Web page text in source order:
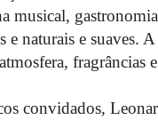
musical,
e naturais e suaves.
fragrâncias
convidados,